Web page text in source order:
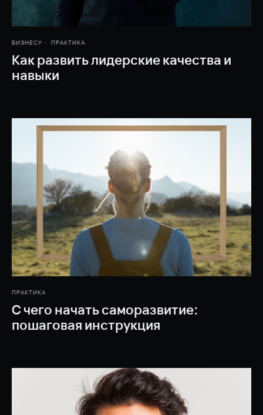
БИЗНЕСУ ПРАКТИКА
Как развить лидерские качества и
навыки
ПРАКТИКА
С чего начать саморазвитие:
пошаговая инструкция